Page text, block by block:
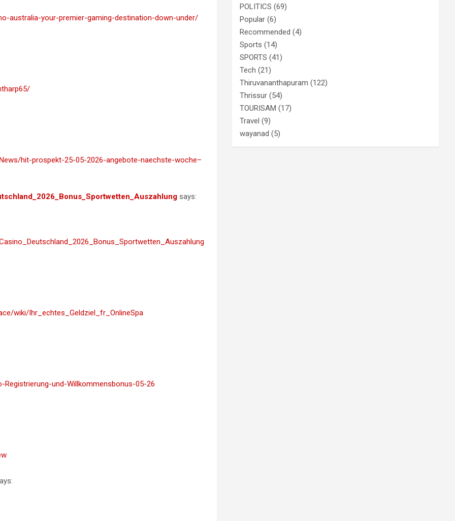
australia-your-premier-gaming-destination-down-under/
hit-prospekt-25-05-2026-angebote-naechste-woche–
says:
wiki/Ihr_echtes_Geldziel_fr_OnlineSpa
und-Willkommensbonus-05-26
POLITICS (69)
Popular (6)
Recommended (4)
Sports (14)
SPORTS (41)
Tech (21)
Thiruvananthapuram (122)
Thrissur (54)
TOURISAM (17)
Travel (9)
wayanad (5)